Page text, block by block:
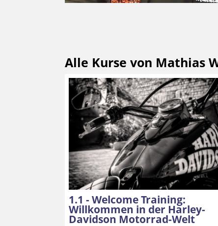
Alle Kurse von Mathias
1.1 - Welcome Training:
Willkommen in der Harley-
Davidson Motorrad-Welt